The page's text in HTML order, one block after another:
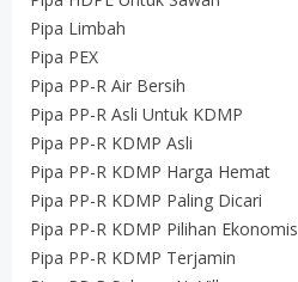
Pipa Limbah
Pipa PEX
Pipa PP-R Air Bersih
Pipa PP-R Asli Untuk KDMP
Pipa PP-R KDMP Asli
Pipa PP-R KDMP Harga Hemat
Pipa PP-R KDMP Paling Dicari
Pipa PP-R KDMP Pilihan Ekonomis
Pipa PP-R KDMP Terjamin